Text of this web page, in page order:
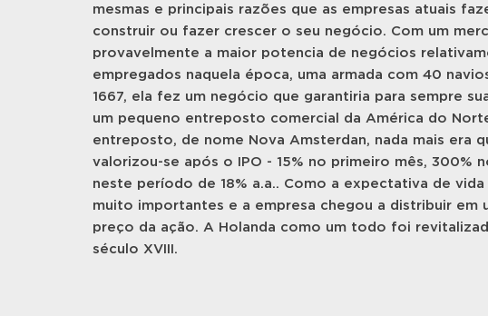
mesmas e principais razões que as empresas atuais
construir ou fazer crescer o seu negócio. Com um
provavelmente a maior potencia de negócios
empregados naquela época, uma armada com 40
1667, ela fez um negócio que garantiria para sempre
um pequeno entreposto comercial da América do
entreposto, de nome Nova Amsterdan, nada mais era
valorizou-se após o IPO - 15% no primeiro mês, 300%
neste período de 18% a.a.. Como a expectativa de
muito importantes e a empresa chegou a distribuir em
preço da ação. A Holanda como um todo foi
século XVIII.